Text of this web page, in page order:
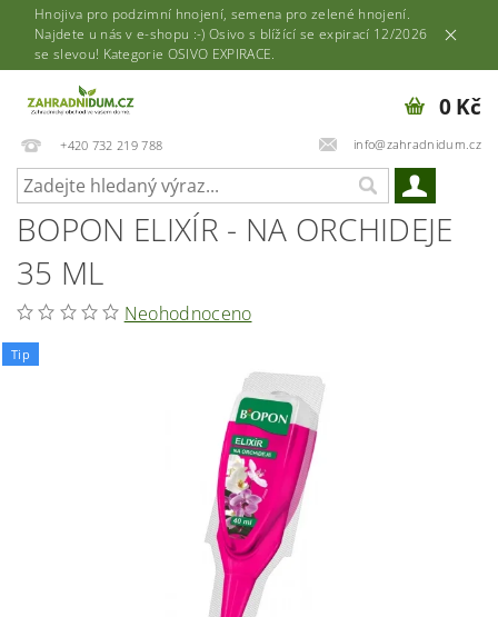
Hnojiva pro podzimní hnojení, semena pro zelené hnojení.
Najdete u nás v e-shopu :-) Osivo s blížící se expirací 12/2026
se slevou! Kategorie OSIVO EXPIRACE.
+420 732 219 788 info@zahradnidum.cz
0 Kč
BOPON ELIXÍR - NA ORCHIDEJE
35 ML
Neohodnoceno
Tip